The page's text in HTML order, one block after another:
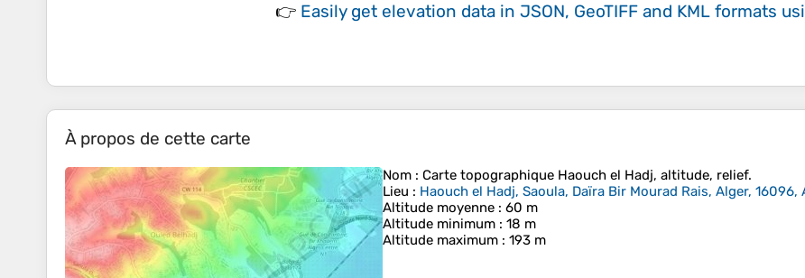
👉 Easily get elevation data in JSON, GeoTIFF and KML formats
À propos de cette carte
Nom : Carte topographique Haouch el Hadj, altitude, relief.
Lieu : Haouch el Hadj, Saoula, Daïra Bir Mourad Rais, Alger, 16096,
Altitude moyenne : 60 m
Altitude minimum : 18 m
Altitude maximum : 193 m